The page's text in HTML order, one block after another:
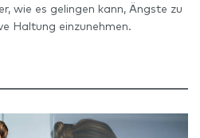
wie es gelingen kann, Ängste zu
Haltung einzunehmen.